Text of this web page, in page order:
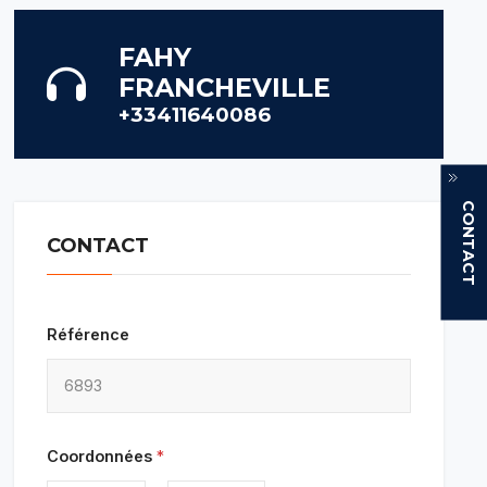
FAHY
FRANCHEVILLE
+33411640086
CONTACT
Référence
Coordonnées*
CONTACT